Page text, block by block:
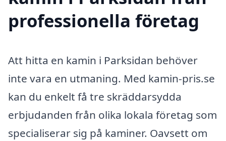
professionella företag
Att hitta en kamin i Parksidan behöver
inte vara en utmaning. Med kamin-pris.se
kan du enkelt få tre skräddarsydda
erbjudanden från olika lokala företag som
specialiserar sig på kaminer. Oavsett om